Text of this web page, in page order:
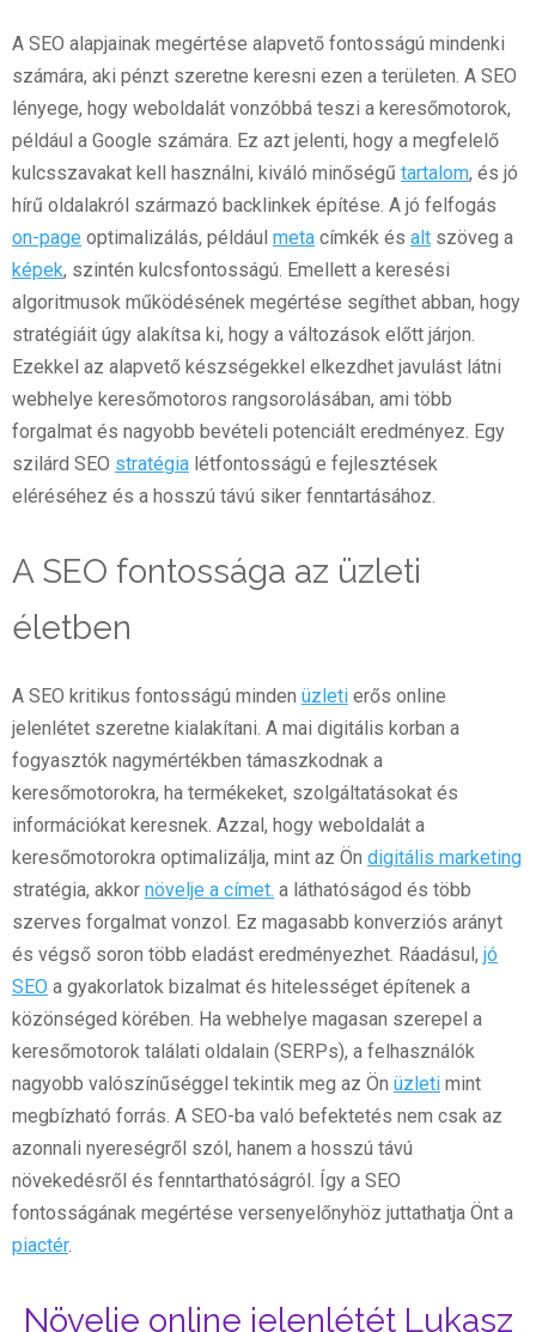
A SEO alapjainak megértése alapvető fontosságú mindenki
számára, aki pénzt szeretne keresni ezen a területen. A SEO
lényege, hogy weboldalát vonzóbbá teszi a keresőmotorok,
például a Google számára. Ez azt jelenti, hogy a megfelelő
kulcsszavakat kell használni, kiváló minőségű tartalom, és jó
hírű oldalakról származó backlinkek építése. A jó felfogás
on-page optimalizálás, például meta címkék és alt szöveg a
képek, szintén kulcsfontosságú. Emellett a keresési
algoritmusok működésének megértése segíthet abban, hogy
stratégiáit úgy alakítsa ki, hogy a változások előtt járjon.
Ezekkel az alapvető készségekkel elkezdhet javulást látni
webhelye keresőmotoros rangsorolásában, ami több
forgalmat és nagyobb bevételi potenciált eredményez. Egy
szilárd SEO stratégia létfontosságú e fejlesztések
eléréséhez és a hosszú távú siker fenntartásához.
A SEO fontossága az üzleti
életben
A SEO kritikus fontosságú minden üzleti erős online
jelenlétet szeretne kialakítani. A mai digitális korban a
fogyasztók nagymértékben támaszkodnak a
keresőmotorokra, ha termékeket, szolgáltatásokat és
információkat keresnek. Azzal, hogy weboldalát a
keresőmotorokra optimalizálja, mint az Ön digitális marketing
stratégia, akkor növelje a címet. a láthatóságod és több
szerves forgalmat vonzol. Ez magasabb konverziós arányt
és végső soron több eladást eredményezhet. Ráadásul, jó
SEO a gyakorlatok bizalmat és hitelességet építenek a
közönséged körében. Ha webhelye magasan szerepel a
keresőmotorok találati oldalain (SERPs), a felhasználók
nagyobb valószínűséggel tekintik meg az Ön üzleti mint
megbízható forrás. A SEO-ba való befektetés nem csak az
azonnali nyereségről szól, hanem a hosszú távú
növekedésről és fenntarthatóságról. Így a SEO
fontosságának megértése versenyelőnyhöz juttathatja Önt a
piactér.
Növelje online jelenlétét Lukasz